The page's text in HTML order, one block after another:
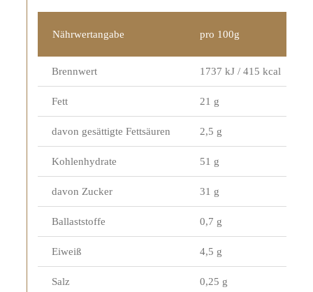
Nährwertangabe pro 100g
Brennwert 1737 kJ / 415 kcal
Fett 21 g
davon gesättigte Fettsäuren 2,5 g
Kohlenhydrate 51 g
davon Zucker 31 g
Ballaststoffe 0,7 g
Eiweiß 4,5 g
Salz 0,25 g